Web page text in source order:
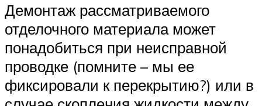
Демонтаж рассматриваемого
отделочного материала может
понадобиться при неисправной
проводке (помните – мы ее
фиксировали к перекрытию?) или в